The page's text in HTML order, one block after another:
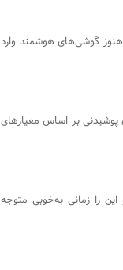
گوشی‌های هوشمند وارد
پوشیدنی بر اساس معیارهای
را زمانی به‌خوبی متوجه